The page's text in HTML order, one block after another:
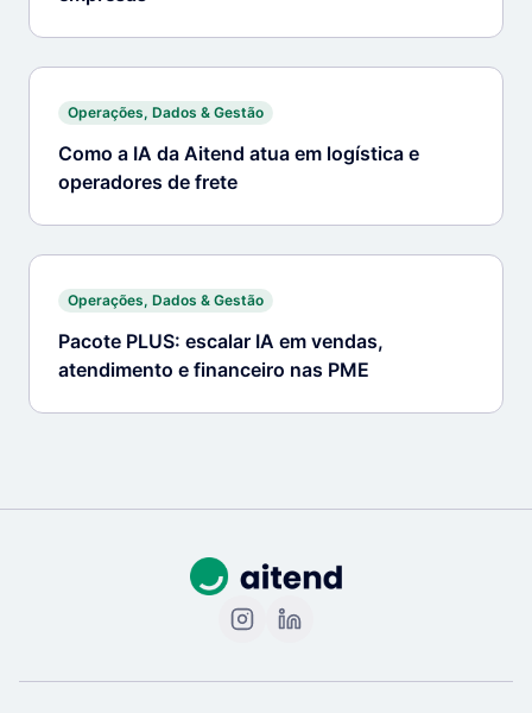
Operações, Dados & Gestão
Como a IA da Aitend atua em logística e
operadores de frete
Operações, Dados & Gestão
Pacote PLUS: escalar IA em vendas,
atendimento e financeiro nas PME